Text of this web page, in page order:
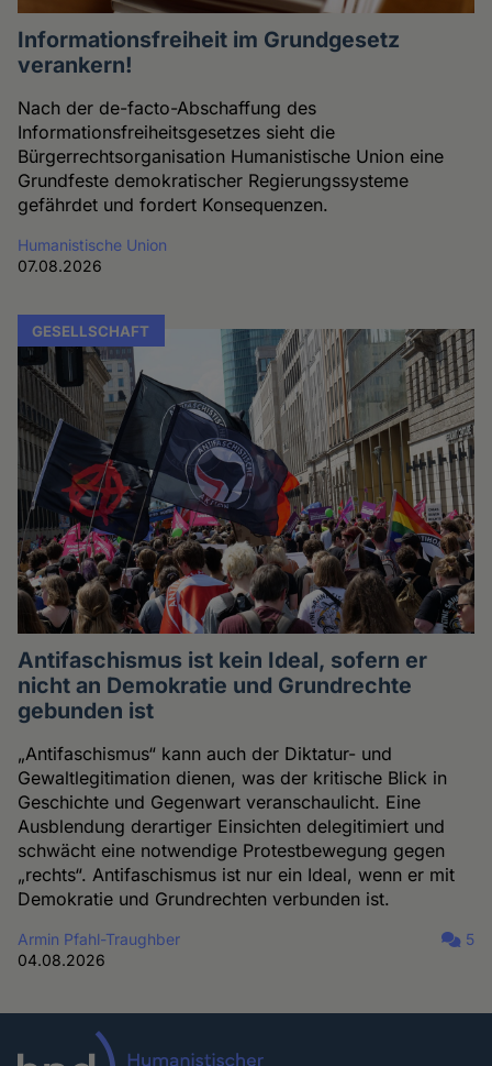
Informationsfreiheit im Grundgesetz
verankern!
Nach der de-facto-Abschaffung des
Informationsfreiheitsgesetzes sieht die
Bürgerrechtsorganisation Humanistische Union eine
Grundfeste demokratischer Regierungssysteme
gefährdet und fordert Konsequenzen.
Humanistische Union
07.08.2026
GESELLSCHAFT
Antifaschismus ist kein Ideal, sofern er
nicht an Demokratie und Grundrechte
gebunden ist
„Antifaschismus“ kann auch der Diktatur- und
Gewaltlegitimation dienen, was der kritische Blick in
Geschichte und Gegenwart veranschaulicht. Eine
Ausblendung derartiger Einsichten delegitimiert und
schwächt eine notwendige Protestbewegung gegen
„rechts“. Antifaschismus ist nur ein Ideal, wenn er mit
Demokratie und Grundrechten verbunden ist.
Armin Pfahl-Traughber
04.08.2026
5